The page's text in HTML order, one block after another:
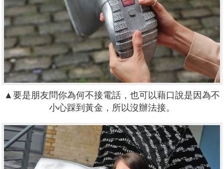
▲要是朋友問你為何不接電話，也可以藉口說是因為不
小心踩到黃金，所以沒辦法接。